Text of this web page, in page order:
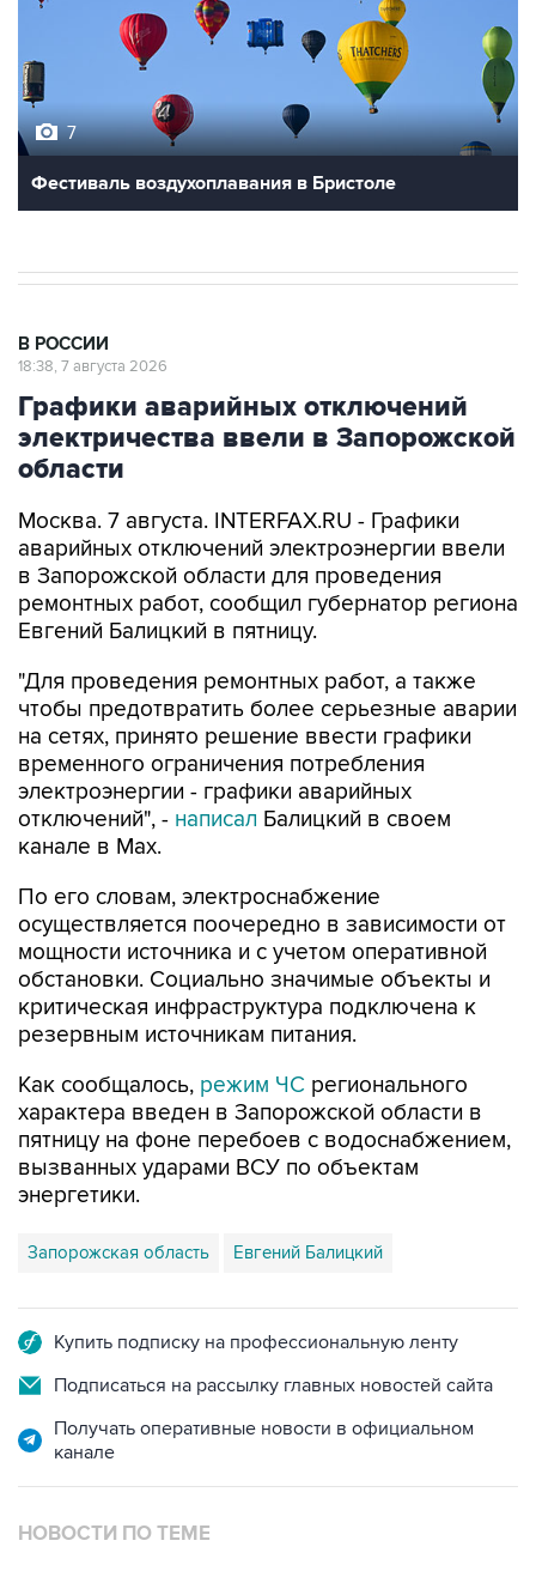
Фестиваль воздухоплавания в Бристоле
Графики аварийных отключений
электричества ввели в Запорожской
области
Москва. 7 августа. INTERFAX.RU - Графики
в Запорожской области для проведения
ремонтных работ, сообщил губернатор региона
Евгений Балицкий в пятницу.
"Для проведения ремонтных работ, а также
на сетях, принято решение ввести графики
временного ограничения потребления
электроэнергии - графики аварийных
отключений", -написалБалицкий в своем
канале в Max.
По его словам, электроснабжение
мощности источника и с учетом оперативной
обстановки. Социально значимые объекты и
критическая инфраструктура подключена к
резервным источникам питания.
Как сообщалось,режим ЧСрегионального
пятницу на фоне перебоев с водоснабжением,
вызванных ударами ВСУ по объектам
энергетики.
Запорожская область
Подписаться на рассылку главных новостей сайта
Получать оперативные новости в официальном
канале
НОВОСТИ ПО ТЕМЕ
7 августа 16:11